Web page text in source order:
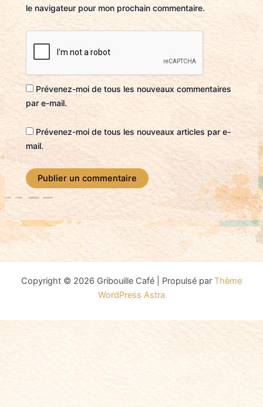
le navigateur pour mon prochain commentaire.
Prévenez-moi de tous les nouveaux commentaires
par e-mail.
Prévenez-moi de tous les nouveaux articles par e-
mail.
Copyright © 2026 Gribouille Café | Propulsé par Thème
WordPress Astra